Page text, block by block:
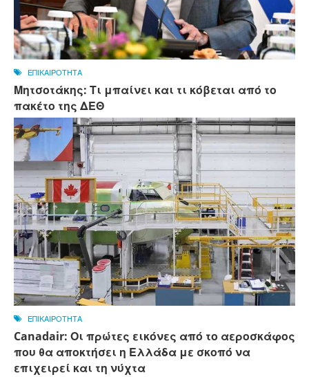
ΕΠΙΚΑΙΡΟΤΗΤΑ
Μητσοτάκης: Τι μπαίνει και τι κόβεται από το
πακέτο της ΔΕΘ
ΕΠΙΚΑΙΡΟΤΗΤΑ
Canadair: Οι πρώτες εικόνες από το αεροσκάφος
που θα αποκτήσει η Ελλάδα με σκοπό να
επιχειρεί και τη νύχτα